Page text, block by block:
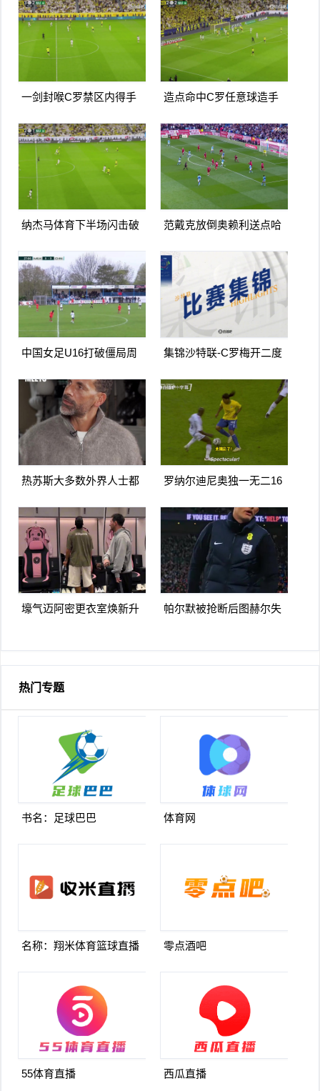
一剑封喉C罗禁区内得手
967球
造点命中C罗任意球造手
球
纳杰马体育下半场闪击破
得手
范戴克放倒奥赖利送点哈
浦
中国女足U16打破僵局周
远角破门
集锦沙特联-C罗梅开二度
热苏斯大多数外界人士都
么
罗纳尔迪尼奥独一无二16
糕时刻
壕气迈阿密更衣室焕新升
帕尔默被抢断后图赫尔失
破门
热门专题
书名：足球巴巴 体育网
名称：翔米体育篮球直播 零点酒吧
55体育直播 西瓜直播